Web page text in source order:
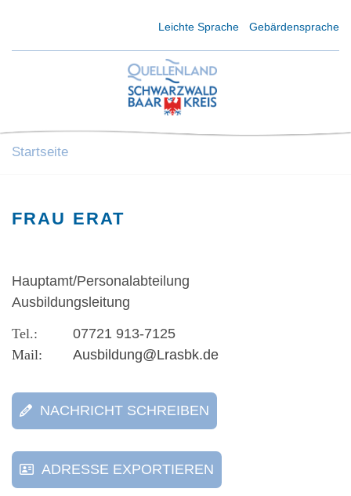
Leichte Sprache Gebärdensprache
Startseite
FRAU ERAT
Hauptamt/Personalabteilung
Ausbildungsleitung
07721 913-7125
Ausbildung@Lrasbk.de
NACHRICHT SCHREIBEN
ADRESSE EXPORTIEREN